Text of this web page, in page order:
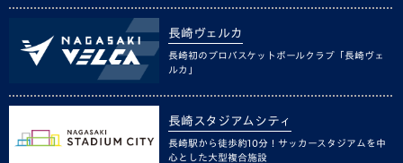
長崎ヴェルカ
長崎初のプロバスケットボールクラブ「長崎ヴェ
ルカ」
長崎スタジアムシティ
長崎駅から徒歩約10分！サッカースタジアムを中
心とした大型複合施設